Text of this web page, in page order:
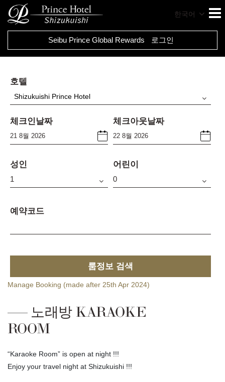
한국어
Seibu Prince Global Rewards 로그인
호텔
Shizukuishi Prince Hotel
체크인날짜 체크아웃날짜
성인 어린이
예약코드
룸정보 검색
Manage Booking (made after 25th Apr 2024)
노래방 KARAOKE
ROOM
“Karaoke Room” is open at night !!!
Enjoy your travel night at Shizukuishi !!!